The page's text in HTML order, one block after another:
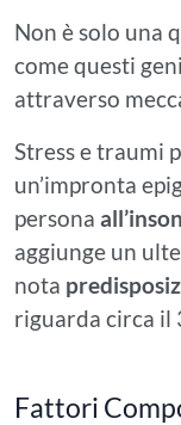
Non è solo una
come questi
attraverso
Stress e traumi
un’impronta
persona
aggiunge un
nota
riguarda circa il
Fattori